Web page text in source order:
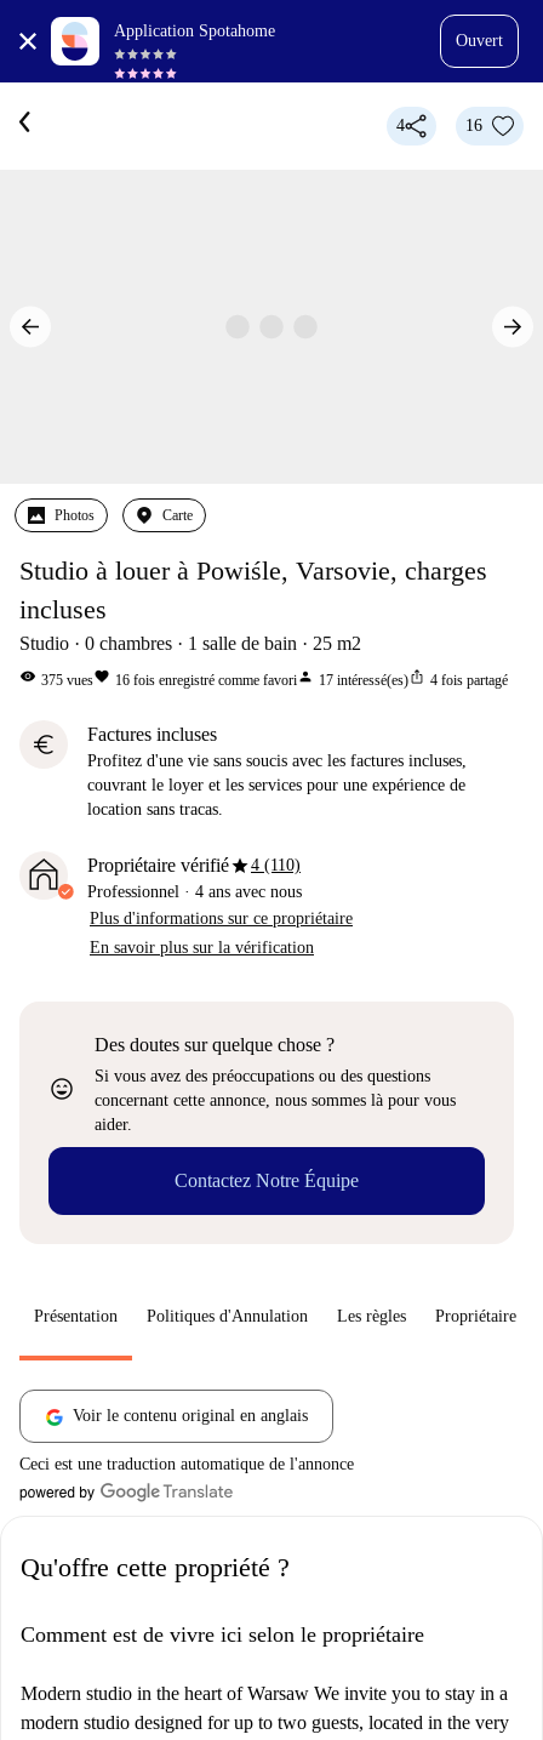
Application Spotahome
Ouvert
4 16
Photos Carte
Studio à louer à Powiśle, Varsovie, charges
incluses
Studio 0 chambres 1 salle de bain 25 m2
visibility 375 vuesfavorite 16 fois enregistré comme favoriperson 17 intéressé(es)ios_share 4 fois partagé
euro Factures incluses
Profitez d'une vie sans soucis avec les factures incluses,
couvrant le loyer et les services pour une expérience de
location sans tracas.
Propriétaire vérifiéstar4 (110)
Professionnel · 4 ans avec nous
Plus d'informations sur ce propriétaire
En savoir plus sur la vérification
sentiment_very_satisfied
Des doutes sur quelque chose ?
Si vous avez des préoccupations ou des questions
concernant cette annonce, nous sommes là pour vous
aider.
Contactez Notre Équipe
Présentation Politiques d'Annulation Les règles Propriétaire
Voir le contenu original en anglais
Ceci est une traduction automatique de l'annonce
Qu'offre cette propriété ?
Comment est de vivre ici selon le propriétaire
Modern studio in the heart of Warsaw We invite you to stay in a
modern studio designed for up to two guests, located in the very